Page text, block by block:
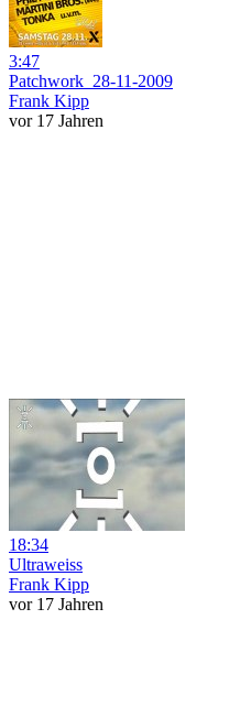
3:47
Patchwork_28-11-2009
Frank Kipp
vor 17 Jahren
18:34
Ultraweiss
Frank Kipp
vor 17 Jahren